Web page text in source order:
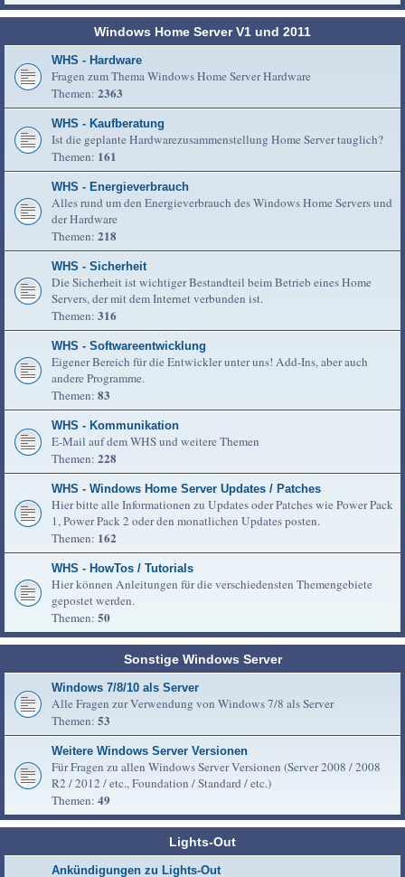
Windows Home Server V1 und 2011
WHS - Hardware
Fragen zum Thema Windows Home Server Hardware
Themen: 2363
WHS - Kaufberatung
Ist die geplante Hardwarezusammenstellung Home Server tauglich?
Themen: 161
WHS - Energieverbrauch
Alles rund um den Energieverbrauch des Windows Home Servers und
der Hardware
Themen: 218
WHS - Sicherheit
Die Sicherheit ist wichtiger Bestandteil beim Betrieb eines Home
Servers, der mit dem Internet verbunden ist.
Themen: 316
WHS - Softwareentwicklung
Eigener Bereich für die Entwickler unter uns! Add-Ins, aber auch
andere Programme.
Themen: 83
WHS - Kommunikation
E-Mail auf dem WHS und weitere Themen
Themen: 228
WHS - Windows Home Server Updates / Patches
Hier bitte alle Informationen zu Updates oder Patches wie Power Pack
1, Power Pack 2 oder den monatlichen Updates posten.
Themen: 162
WHS - HowTos / Tutorials
Hier können Anleitungen für die verschiedensten Themengebiete
gepostet werden.
Themen: 50
Sonstige Windows Server
Windows 7/8/10 als Server
Alle Fragen zur Verwendung von Windows 7/8 als Server
Themen: 53
Weitere Windows Server Versionen
Für Fragen zu allen Windows Server Versionen (Server 2008 / 2008
R2 / 2012 / etc., Foundation / Standard / etc.)
Themen: 49
Lights-Out
Ankündigungen zu Lights-Out